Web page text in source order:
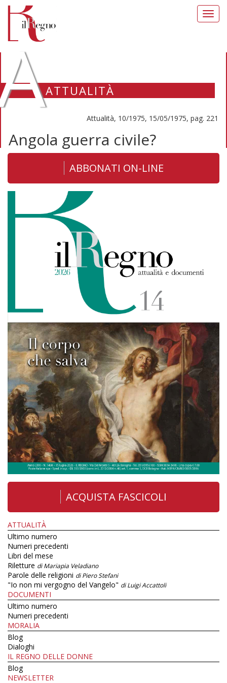
ATTUALITÀ
Attualità, 10/1975, 15/05/1975, pag. 221
Angola guerra civile?
ABBONATI ON-LINE
ACQUISTA FASCICOLI
ATTUALITÀ
Ultimo numero
Numeri precedenti
Libri del mese
Riletture di Mariapia Veladiano
Parole delle religioni di Piero Stefani
"Io non mi vergogno del Vangelo" di Luigi Accattoli
DOCUMENTI
Ultimo numero
Numeri precedenti
MORALIA
Blog
Dialoghi
IL REGNO DELLE DONNE
Blog
NEWSLETTER